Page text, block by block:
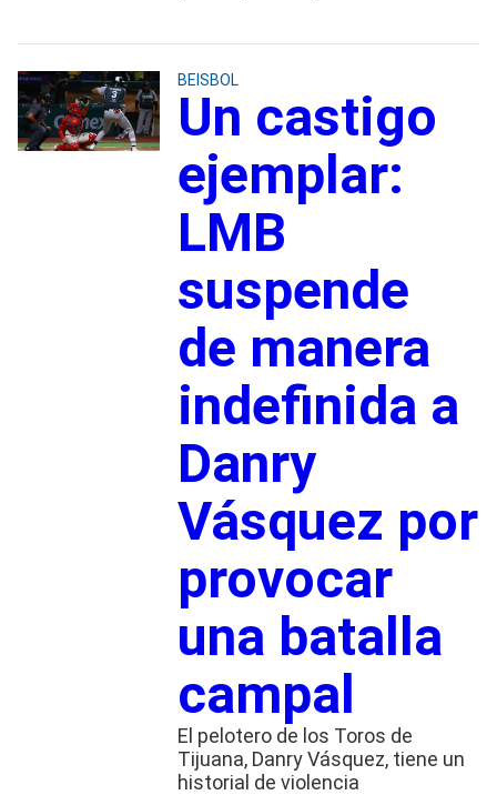
BEISBOL
Un castigo
ejemplar:
LMB
suspende
de manera
indefinida a
Danry
Vásquez por
provocar
una batalla
campal
El pelotero de los Toros de
Tijuana, Danry Vásquez, tiene un
historial de violencia